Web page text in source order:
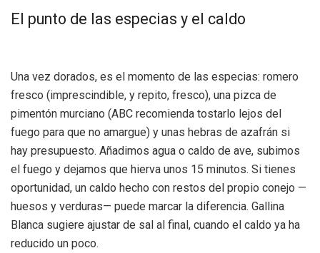
El punto de las especias y el caldo
Una vez dorados, es el momento de las especias: romero
fresco (imprescindible, y repito, fresco), una pizca de
pimentón murciano (ABC recomienda tostarlo lejos del
fuego para que no amargue) y unas hebras de azafrán si
hay presupuesto. Añadimos agua o caldo de ave, subimos
el fuego y dejamos que hierva unos 15 minutos. Si tienes
oportunidad, un caldo hecho con restos del propio conejo —
huesos y verduras— puede marcar la diferencia. Gallina
Blanca sugiere ajustar de sal al final, cuando el caldo ya ha
reducido un poco.